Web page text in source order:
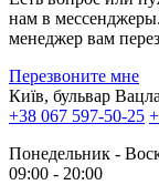
нам в
менеджер вам
Перезвоните мне
Київ, бульвар
+38 067 597-50-25
Понедельник -
09:00 - 20:00